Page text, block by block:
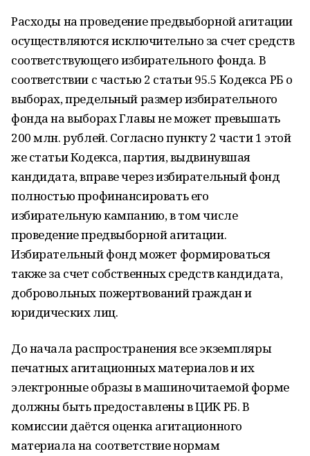
Расходы на проведение предвыборной агитации
осуществляются исключительно за счет средств
соответствующего избирательного фонда. В
соответствии с частью 2 статьи 95.5 Кодекса РБ о
выборах, предельный размер избирательного
фонда на выборах Главы не может превышать
200 млн. рублей. Согласно пункту 2 части 1 этой
же статьи Кодекса, партия, выдвинувшая
кандидата, вправе через избирательный фонд
полностью профинансировать его
избирательную кампанию, в том числе
проведение предвыборной агитации.
Избирательный фонд может формироваться
также за счет собственных средств кандидата,
добровольных пожертвований граждан и
юридических лиц.
До начала распространения все экземпляры
печатных агитационных материалов и их
электронные образы в машиночитаемой форме
должны быть предоставлены в ЦИК РБ. В
комиссии даётся оценка агитационного
материала на соответствие нормам